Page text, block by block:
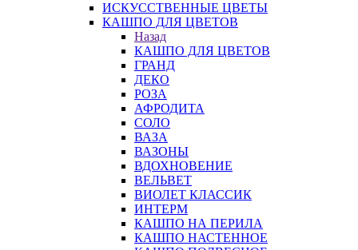
ИСКУССТВЕННЫЕ ЦВЕТЫ
КАШПО ДЛЯ ЦВЕТОВ
Назад
КАШПО ДЛЯ ЦВЕТОВ
ГРАНД
ДЕКО
РОЗА
АФРОДИТА
СОЛО
ВАЗА
ВАЗОНЫ
ВДОХНОВЕНИЕ
ВЕЛЬВЕТ
ВИОЛЕТ КЛАССИК
ИНТЕРМ
КАШПО НА ПЕРИЛА
КАШПО НАСТЕННОЕ